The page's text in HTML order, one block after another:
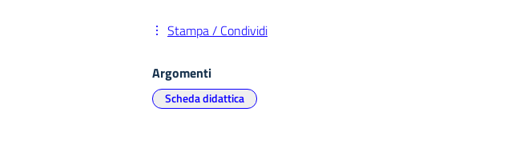
Stampa / Condividi
Argomenti
Scheda didattica